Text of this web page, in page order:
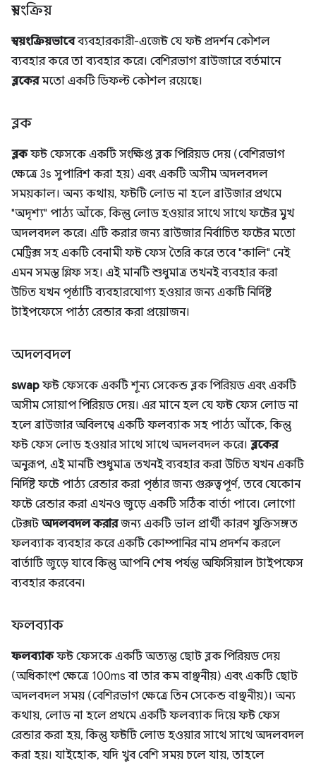
স্বয়ংক্রিয়
স্বয়ংক্রিয়ভাবেব্যবহারকারী-এজেন্ট যে ফন্ট প্রদর্শন কৌশল
ব্যবহার করে তা ব্যবহার করে। বেশিরভাগ ব্রাউজারে বর্তমানে
ব্লকেরমতো একটি ডিফল্ট কৌশল রয়েছে।
ব্লক
ব্লকফন্ট ফেসকে একটি সংক্ষিপ্ত ব্লক পিরিয়ড দেয় (বেশিরভাগ
ক্ষেত্রে 3s সুপারিশ করা হয়) এবং একটি অসীম অদলবদল
সময়কাল। অন্য কথায়, ফন্টটি লোড না হলে ব্রাউজার প্রথমে
"অদৃশ্য" পাঠ্য আঁকে, কিন্তু লোড হওয়ার সাথে সাথে ফন্টের মুখ
অদলবদল করে। এটি করার জন্য ব্রাউজার নির্বাচিত ফন্টের মতো
মেট্রিক্স সহ একটি বেনামী ফন্ট ফেস তৈরি করে তবে "কালি" নেই
এমন সমস্ত গ্লিফ সহ। এই মানটি শুধুমাত্র তখনই ব্যবহার করা
উচিত যখন পৃষ্ঠাটি ব্যবহারযোগ্য হওয়ার জন্য একটি নির্দিষ্ট
টাইপফেসে পাঠ্য রেন্ডার করা প্রয়োজন।
অদলবদল
swap ফন্ট ফেসকে একটি শূন্য সেকেন্ড ব্লক পিরিয়ড এবং একটি
অসীম সোয়াপ পিরিয়ড দেয়। এর মানে হল যে ফন্ট ফেস লোড না
হলে ব্রাউজার অবিলম্বে একটি ফলব্যাক সহ পাঠ্য আঁকে, কিন্তু
ফন্ট ফেস লোড হওয়ার সাথে সাথে অদলবদল করে। ব্লকের
অনুরূপ, এই মানটি শুধুমাত্র তখনই ব্যবহার করা উচিত যখন একটি
নির্দিষ্ট ফন্টে পাঠ্য রেন্ডার করা পৃষ্ঠার জন্য গুরুত্বপূর্ণ, তবে যেকোন
ফন্টে রেন্ডার করা এখনও জুড়ে একটি সঠিক বার্তা পাবে। লোগো
টেক্সটঅদলবদল করারজন্য একটি ভাল প্রার্থী কারণ যুক্তিসঙ্গত
ফলব্যাক ব্যবহার করে একটি কোম্পানির নাম প্রদর্শন করলে
বার্তাটি জুড়ে যাবে কিন্তু আপনি শেষ পর্যন্ত অফিসিয়াল টাইপফেস
ব্যবহার করবেন।
ফলব্যাক
ফলব্যাকফন্ট ফেসকে একটি অত্যন্ত ছোট ব্লক পিরিয়ড দেয়
(অধিকাংশ ক্ষেত্রে 100ms বা তার কম বাঞ্ছনীয়) এবং একটি ছোট
অদলবদল সময় (বেশিরভাগ ক্ষেত্রে তিন সেকেন্ড বাঞ্ছনীয়)। অন্য
কথায়, লোড না হলে প্রথমে একটি ফলব্যাক দিয়ে ফন্ট ফেস
রেন্ডার করা হয়, কিন্তু ফন্টটি লোড হওয়ার সাথে সাথে অদলবদল
করা হয়। যাইহোক, যদি খুব বেশি সময় চলে যায়, তাহলে